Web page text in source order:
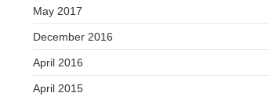
May 2017
December 2016
April 2016
April 2015